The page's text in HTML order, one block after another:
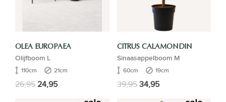
OLEA EUROPAEA
Olijfboom L
110cm 21cm
26,9524,95
CITRUS CALAMONDIN
Sinaasappelboom M
60cm 19cm
39,9534,95